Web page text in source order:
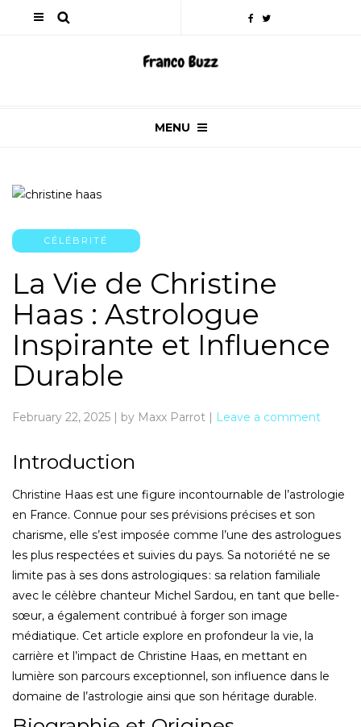
MENU
CÉLÉBRITÉ
La Vie de Christine
Haas : Astrologue
Inspirante et Influence
Durable
February 22, 2025 | by Maxx Parrot | Leave a comment
Introduction
Christine Haas est une figure incontournable de l’astrologie
en France. Connue pour ses prévisions précises et son
charisme, elle s’est imposée comme l’une des astrologues
les plus respectées et suivies du pays. Sa notoriété ne se
limite pas à ses dons astrologiques : sa relation familiale
avec le célèbre chanteur Michel Sardou, en tant que belle-
sœur, a également contribué à forger son image
médiatique. Cet article explore en profondeur la vie, la
carrière et l’impact de Christine Haas, en mettant en
lumière son parcours exceptionnel, son influence dans le
domaine de l’astrologie ainsi que son héritage durable.